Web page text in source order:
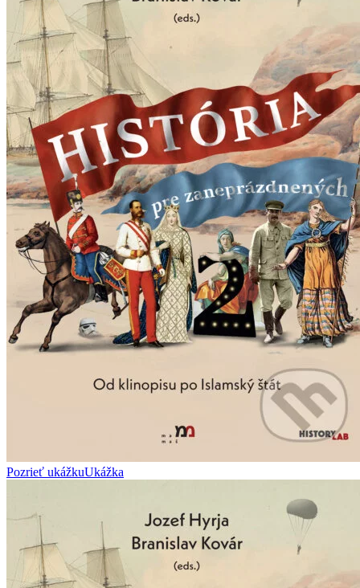
Pozrieť ukážkuUkážka